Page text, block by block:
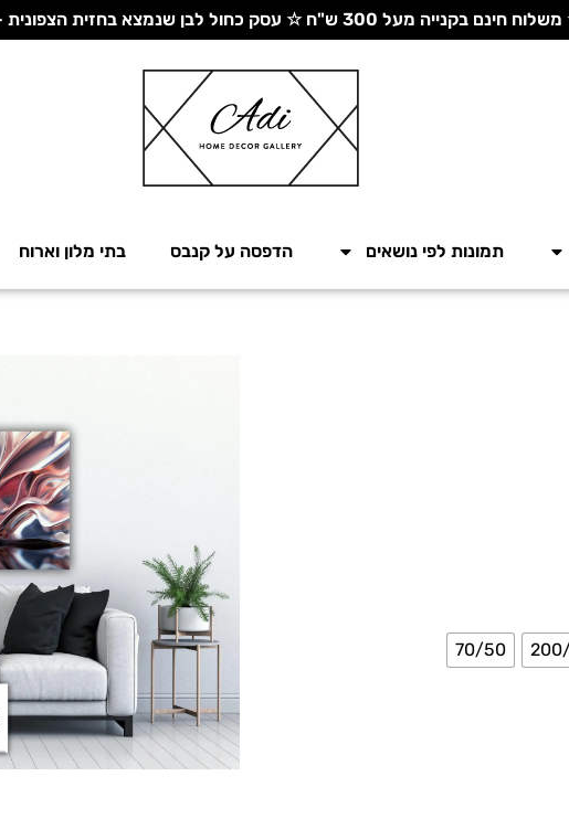
חינם בקנייה מעל 300 ש"ח ☆ עסק כחול לבן שנמצא בחזית הצפונית - יחד ננצח!
תמונות לפי נושאים הדפסה על קנבס בתי מלון וארוח
70/50